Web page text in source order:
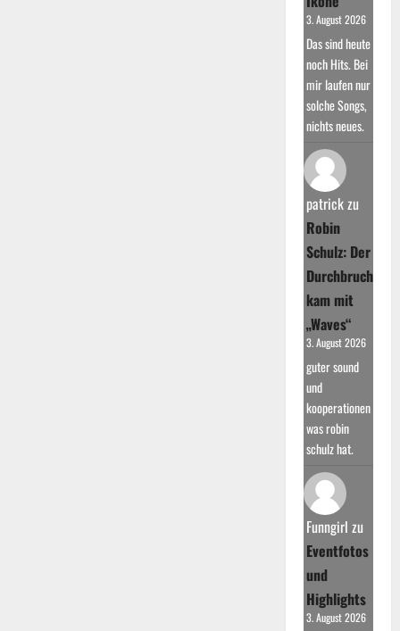
3. August 2026
Das sind heute
noch Hits. Bei
mir laufen nur
solche Songs,
nichts neues.
patrickzu
Robin
Schulz: Der
Durchbruch
kam mit
„Waves“
3. August 2026
guter sound
und
kooperationen
was robin
schulz hat.
Funngirl zu
Eventfotos
und
Highlights
3. August 2026